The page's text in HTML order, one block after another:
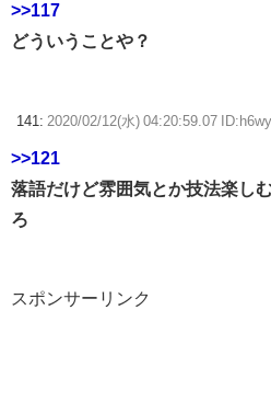
>>117
どういうことや？
141: 2020/02/12(水) 04:20:59.07
>>121
落語だけど雰囲気とか技法楽し
ろ
スポンサーリンク